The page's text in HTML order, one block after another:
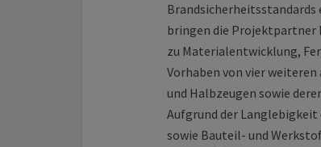
Brandsicherheitsstandards
bringen die Projektpartner
zu Materialentwicklung,
Vorhaben von vier
und Halbzeugen sowie
Aufgrund der
sowie Bauteil- und